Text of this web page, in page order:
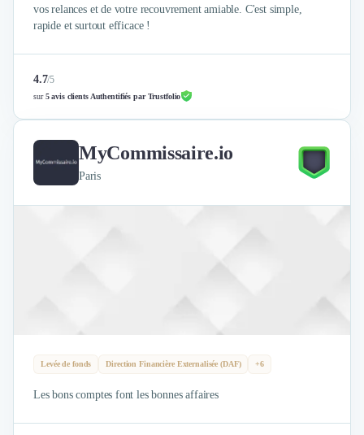
vos relances et de votre recouvrement amiable. C'est simple,
rapide et surtout efficace !
4.7/5
sur5 avis clients Authentifiés par Trustfolio
MyCommissaire.io
Paris
Levée de fonds Direction Financière Externalisée (DAF) +6
Les bons comptes font les bonnes affaires